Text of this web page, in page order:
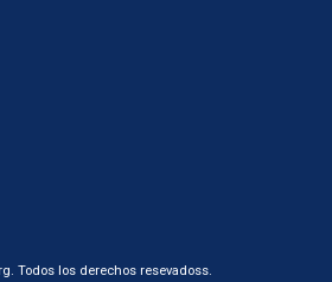
Todos los derechos resevadoss.